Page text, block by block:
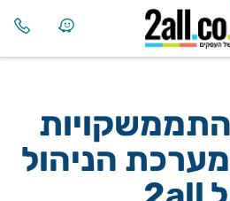
התממשקויות
הניהול